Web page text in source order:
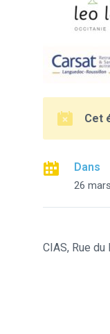
Cet
Dans
26
CIAS, Rue